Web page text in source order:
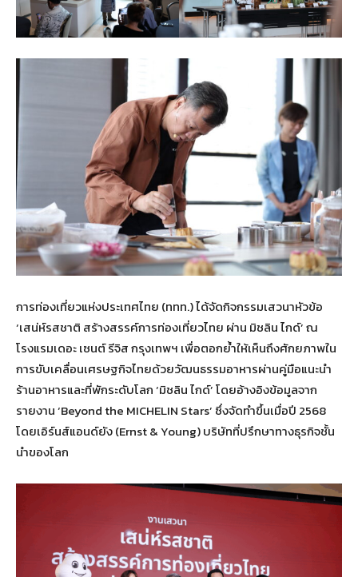
การท่องเที่ยวแห่งประเทศไทย (ททท.) ได้จัดกิจกรรมเสวนาหัวข้อ
‘เสน่ห์รสชาติ สร้างสรรค์การท่องเที่ยวไทย ผ่าน มิชลิน ไกด์’ ณ
โรงแรมเดอะ เซนต์ รีจิส กรุงเทพฯ เพื่อตอกย้ำให้เห็นถึงศักยภาพใน
การขับเคลื่อนเศรษฐกิจไทยด้วยวัฒนธรรมอาหารผ่านคู่มือแนะนำ
ร้านอาหารและที่พักระดับโลก ‘มิชลิน ไกด์’ โดยอ้างอิงข้อมูลจาก
รายงาน ‘Beyond the MICHELIN Stars’ ซึ่งจัดทำขึ้นเมื่อปี 2568
โดยเอิร์นส์แอนด์ยัง (Ernst & Young) บริษัทที่ปรึกษาทางธุรกิจชั้น
นำของโลก